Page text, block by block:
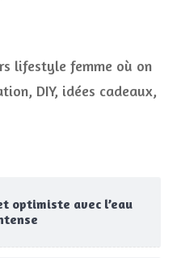
lifestyle femme où on
DIY, idées cadeaux,
optimiste avec l’eau